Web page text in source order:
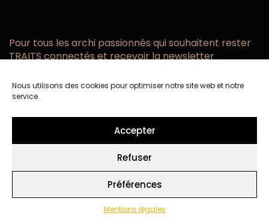
Nous utilisons des cookies pour optimiser notre site web et notre
service.
Accepter
Refuser
Préférences
Mentions légales
Pour tous les archi passionnés qui souhaitent rester
TRAITS connectés et recevoir la newsletter
email
confidentialité.